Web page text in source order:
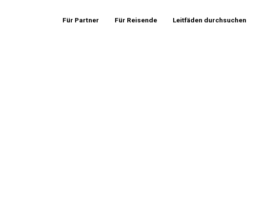
Für Partner Für Reisende Leitfäden durchsuchen